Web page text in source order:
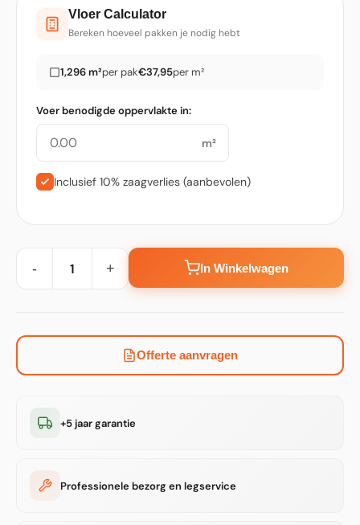
Vloer Calculator
Bereken hoeveel pakken je nodig hebt
1,296 m²per pak€37,95per m²
Voer benodigde oppervlakte in:
m²
Inclusief 10% zaagverlies (aanbevolen)
- + In Winkelwagen
Offerte aanvragen
+5 jaar garantie
Professionele bezorg en legservice